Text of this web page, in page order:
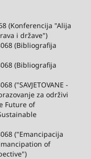
(Konferencija "Alija
i države")
(Bibliografija
(Bibliografija
("SAVJETOVANE -
za održivi
Future of
("Emancipacija
of